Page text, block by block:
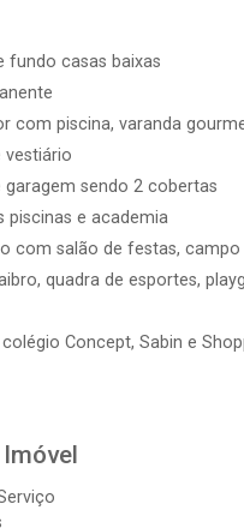
fundo casas baixas
com piscina, varanda
vestiário
garagem sendo 2 cobertas
piscinas e academia
com salão de festas, campo
quadra de esportes,
Concept, Sabin e